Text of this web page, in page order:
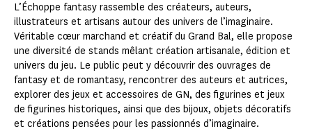
L’Échoppe fantasy rassemble des créateurs, auteurs,
illustrateurs et artisans autour des univers de l’imaginaire.
Véritable cœur marchand et créatif du Grand Bal, elle propose
une diversité de stands mêlant création artisanale, édition et
univers du jeu. Le public peut y découvrir des ouvrages de
fantasy et de romantasy, rencontrer des auteurs et autrices,
explorer des jeux et accessoires de GN, des figurines et jeux
de figurines historiques, ainsi que des bijoux, objets décoratifs
et créations pensées pour les passionnés d’imaginaire.